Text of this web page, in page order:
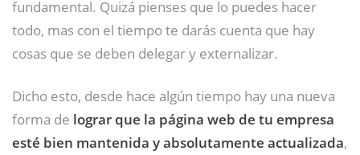
fundamental. Quizá pienses que lo puedes hacer
todo, mas con el tiempo te darás cuenta que hay
cosas que se deben delegar y externalizar.
Dicho esto, desde hace algún tiempo hay una nueva
forma de lograr que la página web de tu empresa
esté bien mantenida y absolutamente actualizada,